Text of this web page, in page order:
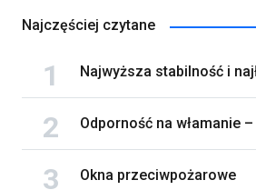
Najczęściej czytane
Najwyższa stabilność i
Odporność na włamanie
Okna przeciwpożarowe